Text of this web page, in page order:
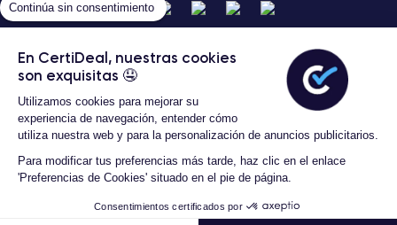
Continúa sin consentimiento
En CertiDeal, nuestras cookies
son exquisitas 🤤
Utilizamos cookies para mejorar su
experiencia de navegación, entender cómo
utiliza nuestra web y para la personalización de anuncios publicitarios.
Para modificar tus preferencias más tarde, haz clic en el enlace
'Preferencias de Cookies' situado en el pie de página.
Consentimientos certificados por
Términos Generales de Venta
derechos reservados